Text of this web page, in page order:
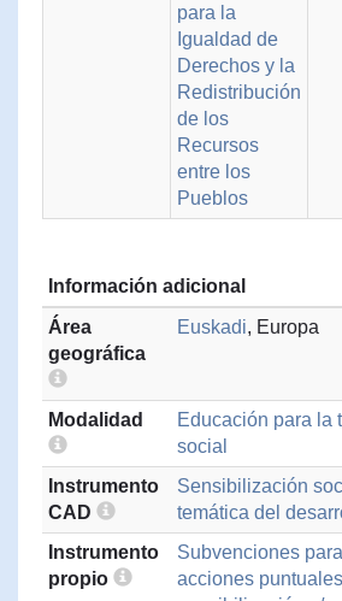
para la
Igualdad de
Derechos y la
Redistribución
de los
Recursos
entre los
Pueblos
Información adicional
Área
geográfica
Euskadi, Europa
Modalidad
Educación para la
social
Instrumento
CAD
Sensibilización
temática del
Instrumento
propio
Subvenciones
acciones